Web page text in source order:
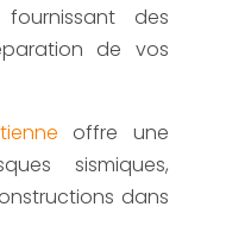
des
de vos
offre une
sismiques,
dans